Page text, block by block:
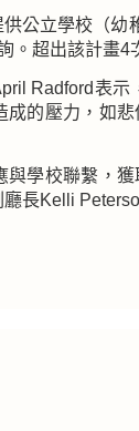
公立學校（幼
。超出該計畫4
Radford表示
成的壓力，如悲
學校聯繫，
廳長Kelli